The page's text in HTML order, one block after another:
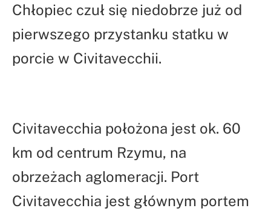
Chłopiec czuł się niedobrze już od
pierwszego przystanku statku w
porcie w Civitavecchii.
Civitavecchia położona jest ok. 60
km od centrum Rzymu, na
obrzeżach aglomeracji. Port
Civitavecchia jest głównym portem